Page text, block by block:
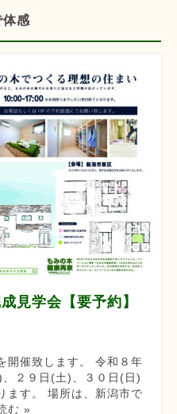
体感
学会【要予約】
開催致します。 令和８年
２９日(土)、３０日(日)
ます。 場所は、新潟市で
む »